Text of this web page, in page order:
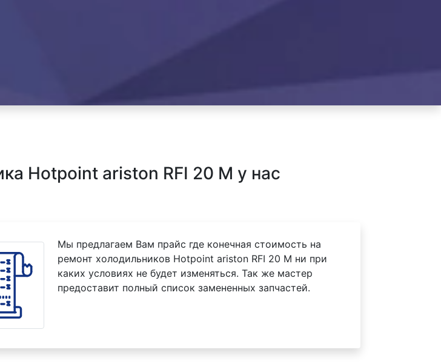
Hotpoint ariston RFI 20 M у нас
Мы предлагаем Вам прайс где конечная стоимость на
ремонт холодильников Hotpoint ariston RFI 20 M ни при
каких условиях не будет изменяться. Так же мастер
предоставит полный список замененных запчастей.